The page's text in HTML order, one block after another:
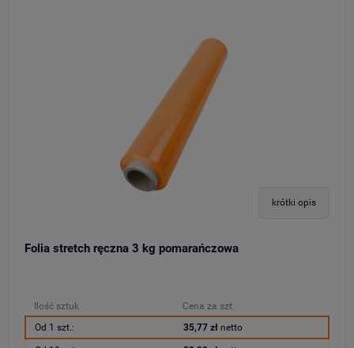
krótki opis
Folia stretch ręczna 3 kg pomarańczowa
Ilość sztuk
Cena za szt.
Od 1 szt.:
35,77 złnetto